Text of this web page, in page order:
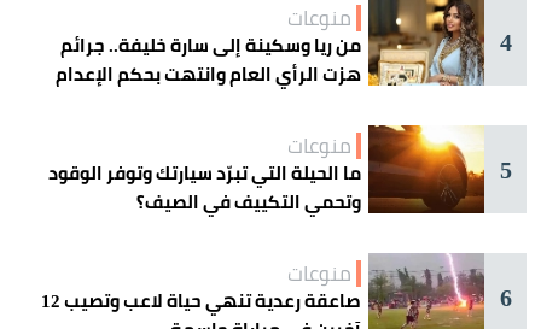
4
منوعات
من ريا وسكينة إلى سارة خليفة.. جرائم
هزت الرأي العام وانتهت بحكم الإعدام
5
منوعات
ما الحيلة التي تبرّد سيارتك وتوفر الوقود
وتحمي التكييف في الصيف؟
6
منوعات
صاعقة رعدية تنهي حياة لاعب وتصيب 12